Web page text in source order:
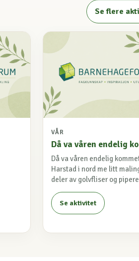
Se flere
VÅR
Då va våren endelig
Då va våren endelig
Harstad i nord me litt
deler av golvfliser og
Se aktivitet